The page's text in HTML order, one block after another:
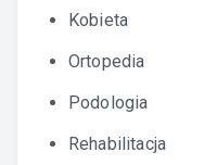
Kobieta
Ortopedia
Podologia
Rehabilitacja